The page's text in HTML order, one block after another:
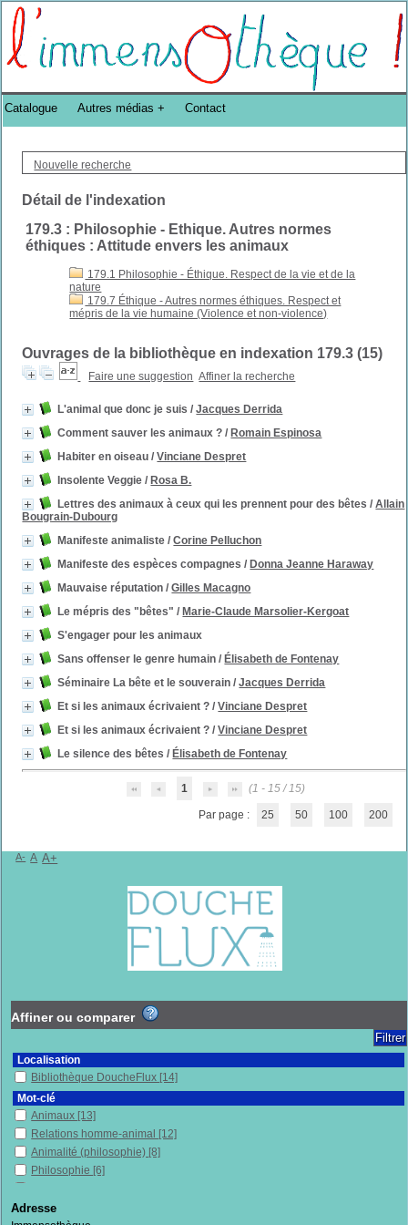
Bibliothèque DoucheFLUX Bibliotheek -->
Nouvelle recherche
Détail de l'indexation
179.3 : Philosophie - Ethique. Autres normes
éthiques : Attitude envers les animaux
179.1 Philosophie - Éthique. Respect de la vie et de la
nature
179.7 Éthique - Autres normes éthiques. Respect et
mépris de la vie humaine (Violence et non-violence)
Ouvrages de la bibliothèque en indexation 179.3 (15)
Faire une suggestion Affiner la recherche
L'animal que donc je suis /Jacques Derrida
Comment sauver les animaux ? / Romain Espinosa
Habiter en oiseau /Vinciane Despret
Insolente Veggie / Rosa B.
Lettres des animaux à ceux qui les prennent pour des bêtes /Allain
Bougrain-Dubourg
Manifeste animaliste /Corine Pelluchon
Manifeste des espèces compagnes / Donna Jeanne Haraway
Mauvaise réputation /Gilles Macagno
Le mépris des "bêtes" / Marie-Claude Marsolier-Kergoat
S'engager pour les animaux
Sans offenser le genre humain / Élisabeth de Fontenay
Séminaire La bête et le souverain /Jacques Derrida
Et si les animaux écrivaient ? /Vinciane Despret
Et si les animaux écrivaient ? /Vinciane Despret
Le silence des bêtes / Élisabeth de Fontenay
1 (1 - 15 / 15)
Par page : 25 50 100 200
Catalogue Autres médias Contact
A- A A+
Affiner ou comparer
Localisation
Bibliothèque DoucheFlux [14]
Mot-clé
Animaux [13]
Relations homme-animal [12]
Animalité (philosophie) [8]
Philosophie [6]
Véganisme
Adresse